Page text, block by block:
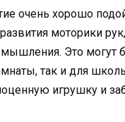
очень хорошо
моторики
мышления. Это могут
так и для
игрушку и